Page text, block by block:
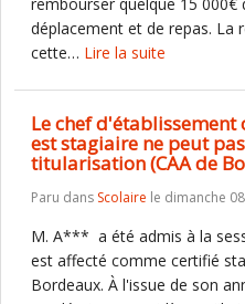
déplacement et de repas.
cette… Lire la suite
Le chef
est stagiaire ne peut
titularisation (CAA de
Paru dans Scolaire le dimanche
M. A*** a été admis à la
est affecté comme certifié
Bordeaux. À l'issue de son